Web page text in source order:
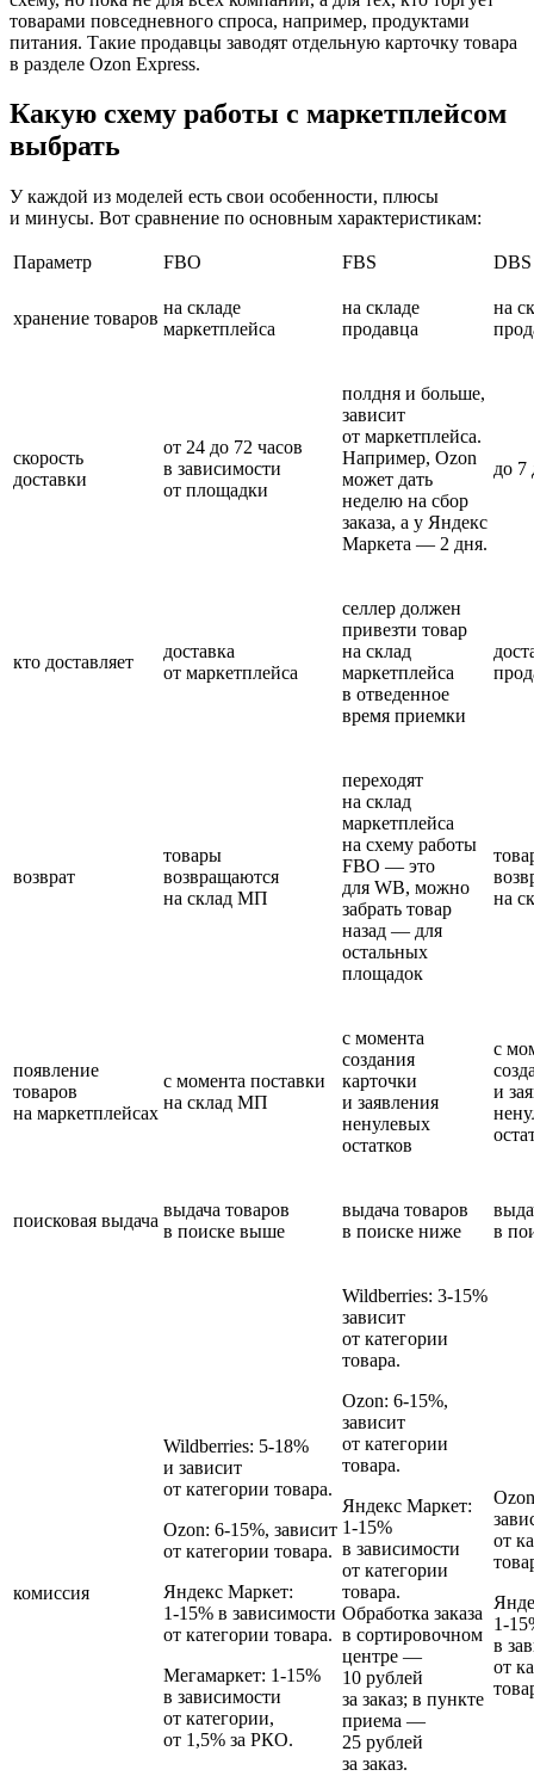
товарами повседневного спроса, например, продуктами
питания. Такие продавцы заводят отдельную карточку товара
в разделе Ozon Express.
Какую схему работы с маркетплейсом
выбрать
У каждой из моделей есть свои особенности, плюсы
и минусы. Вот сравнение по основным характеристикам:
Параметр FBO FBS DBS
хранение товаров
на складе
маркетплейса
на складе
продавца
на
скорость
доставки
от 24 до 72 часов
в зависимости
от площадки
полдня и больше,
зависит
от маркетплейса.
Например, Ozon
может дать
неделю на сбор
заказа, а у Яндекс
Маркета — 2 дня.
до 7
кто доставляет
доставка
от маркетплейса
селлер должен
привезти товар
на склад
маркетплейса
в отведенное
время приемки
возврат
товары
возвращаются
на склад МП
переходят
на склад
маркетплейса
на схему работы
FBO — это
для WB, можно
забрать товар
назад — для
остальных
площадок
на
появление
товаров
на маркетплейсах
с момента поставки
на склад МП
с момента
создания
карточки
и заявления
ненулевых
остатков
с
и
поисковая выдача
выдача товаров
в поиске выше
выдача товаров
в поиске ниже
в
комиссия
Wildberries: 5-18%
и зависит
от категории товара.
Ozon: 6-15%, зависит
от категории товара.
Яндекс Маркет:
1‑15% в зависимости
от категории товара.
Мегамаркет: 1‑15%
в зависимости
от категории,
от 1,5% за РКО.
Wildberries: 3-15%
зависит
от категории
товара.
Ozon: 6-15%,
зависит
от категории
товара.
Яндекс Маркет:
1‑15%
в зависимости
от категории
товара.
Обработка заказа
в сортировочном
центре —
10 рублей
за заказ; в пункте
приема —
25 рублей
за заказ.
от
в
от